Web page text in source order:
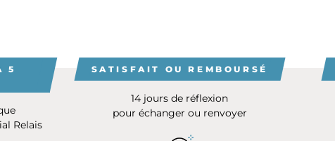
5
Relais
SATISFAIT OU REMBOURSÉ
14 jours de réflexion
pour échanger ou renvoyer